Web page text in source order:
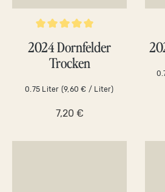
Durchschnittliche Bewertung von 5
2024 Dornfelder
Trocken
0.75 Liter (9,60 € / Liter)
7,20 €